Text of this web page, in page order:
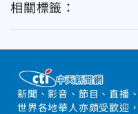
相關標籤：
新聞、影音、節目、直播
世界各地華人亦頗受歡迎